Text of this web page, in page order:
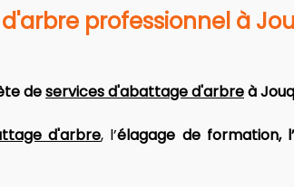
professionnel à
de services d'abattage d'arbre à
d'arbre, l’élagage de formation,